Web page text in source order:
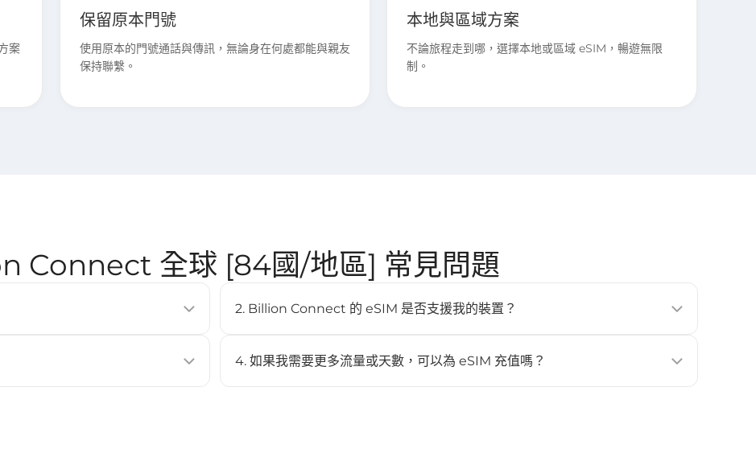
案
保留原本門號
使用原本的門號通話與傳訊，無論身在何處都能與親友
保持聯繫。
本地與區域方案
不論旅程走到哪，選擇本地或區域 eSIM，暢遊無限
制。
Connect 全球 [84國/地區] 常見問題
2. Billion Connect 的 eSIM 是否支援我的裝置？
Pixel 3 以上、Samsung Galaxy S20 以上）。更多詳情請查看 [
4. 如果我需要更多流量或天數，可以為 eSIM 充值嗎？